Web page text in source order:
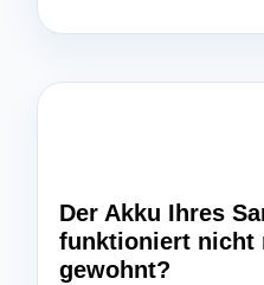
Der Akku Ihres
funktioniert nicht
gewohnt?